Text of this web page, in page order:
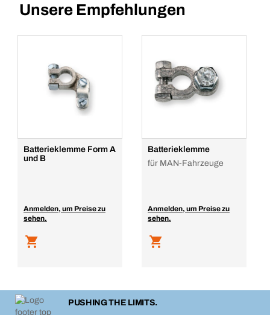
Unsere Empfehlungen
Batterieklemme Form A
und B
Anmelden, um Preise zu
sehen.
Batterieklemme
für MAN-Fahrzeuge
Anmelden, um Preise zu
sehen.
PUSHING THE LIMITS.